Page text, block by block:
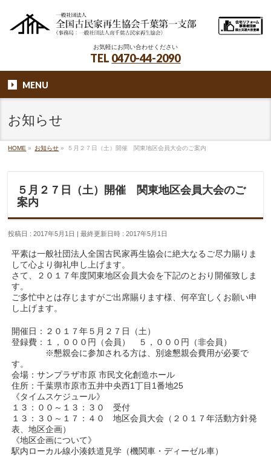
お気軽にお問い合わせください
TEL 0470-44-2090
MENU
お知らせ
HOME » お知らせ » ５月２７日（土）開催 関東地区会員大会のご案内
５月２７日（土）開催 関東地区会員大会のご
案内
投稿日 : 2017年5月1日 最終更新日時 : 2017年5月1日
平素は一般社団法人全国古民家再生協会に絶大なるご尽力賜りま
して心より御礼申し上げます。
さて、２０１７年度関東地区会員大会を下記のとおり開催致しま
す。
ご多忙中とは存じますがご出席賜ります様、何卒宜しくお願い申
し上げます。
開催日：２０１７年５月２７日（土）
登録費：１，０００円（会員） ５，０００円（非会員）
※懇親会に参加される方は、別途懇親会費用が必要で
す。
会場：サンプラザ市原 市民文化創造ホール
住所：千葉県市原市五井中央西1丁目1番地25
《タイムスケジュール》
１３：００～１３：３０ 受付
１３：３０～１７：４０ 地区会員大会（２０１７年活動方針発
表、地区企画）
《地区企画について》
駅内ローカル線小湊鉄道見学（機関車・ディーゼル車）